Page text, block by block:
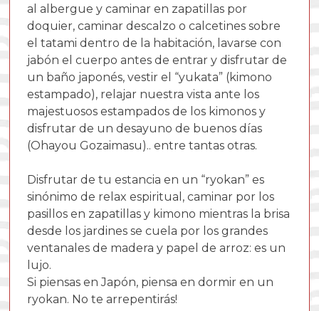
al albergue y caminar en zapatillas por
doquier, caminar descalzo o calcetines sobre
el tatami dentro de la habitación, lavarse con
jabón el cuerpo antes de entrar y disfrutar de
un baño japonés, vestir el “yukata” (kimono
estampado), relajar nuestra vista ante los
majestuosos estampados de los kimonos y
disfrutar de un desayuno de buenos días
(Ohayou Gozaimasu).. entre tantas otras.
Disfrutar de tu estancia en un “ryokan” es
sinónimo de relax espiritual, caminar por los
pasillos en zapatillas y kimono mientras la brisa
desde los jardines se cuela por los grandes
ventanales de madera y papel de arroz: es un
lujo.
Si piensas en Japón, piensa en dormir en un
ryokan. No te arrepentirás!